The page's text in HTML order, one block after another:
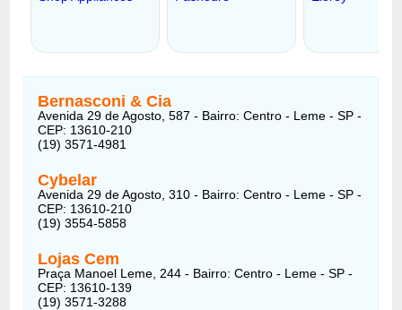
Bernasconi & Cia
Avenida 29 de Agosto, 587 - Bairro: Centro - Leme - SP -
CEP: 13610-210
(19) 3571-4981
Cybelar
Avenida 29 de Agosto, 310 - Bairro: Centro - Leme - SP -
CEP: 13610-210
(19) 3554-5858
Lojas Cem
Praça Manoel Leme, 244 - Bairro: Centro - Leme - SP -
CEP: 13610-139
(19) 3571-3288